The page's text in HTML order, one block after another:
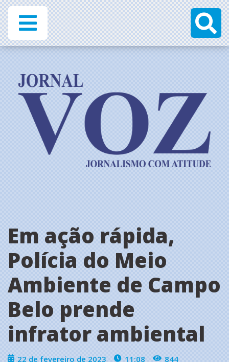
Em ação rápida,
Polícia do Meio
Ambiente de Campo
Belo prende
infrator ambiental
22 de fevereiro de 2023 11:08 844